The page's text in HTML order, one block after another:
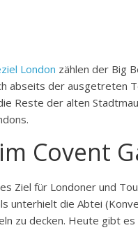
London zählen der Big
abseits der ausgetreten
Reste der alten
Covent
Ziel für Londoner und
unterhielt die Abtei
zu decken. Heute gibt